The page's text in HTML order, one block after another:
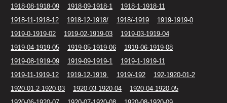
1918-08-1918-09
1918-09-1918-1
1918-1-1918-11
1918-11-1918-12
1918-12-1918/ 1918/-1919
1919-1919-0
1919-0-1919-02
1919-02-1919-03
1919-03-1919-04
1919-04-1919-05
1919-05-1919-06
1919-06-1919-08
1919-08-1919-09
1919-09-1919-1
1919-1-1919-11
1919-11-1919-12
1919-12-1919. 1919/-192
192-1920-01-2
1920-01-2-1920-03
1920-03-1920-04
1920-04-1920-05